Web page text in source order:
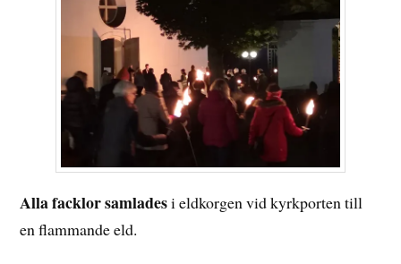
Alla facklor samladesi eldkorgen vid kyrkporten till
en flammande eld.